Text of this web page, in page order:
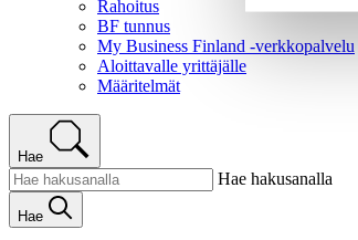
Rahoitus
BF tunnus
My Business Finland -verkkopalvelu
Aloittavalle yrittäjälle
Määritelmät
Hae
Hae hakusanalla
Hae